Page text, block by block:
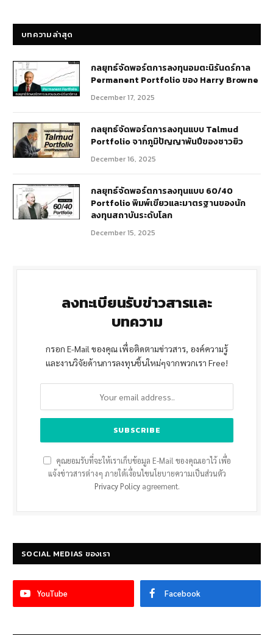
บทความล่าสุด
กลยุทธ์​จัดพอร์ตการลงทุนอมตะนิรันดร์กาล
Permanent Portfolio ของ Harry Browne
December 17, 2025
กลยุทธ์จัดพอร์ตการลงทุนแบบ Talmud
Portfolio จากภูมิปัญญาพันปีของชาวยิว
December 16, 2025
กลยุทธ์จัดพอร์ตการลงทุนแบบ 60/40
Portfolio พิมพ์เขียวและมาตรฐานของนัก
ลงทุนสถาบันระดับโลก
December 15, 2025
ลงทะเบียนรับข่าวสารและ
บทความ
กรอก E-Mail ของคุณ เพื่อติดตามข่าวสาร, องค์ความรู้
และงานวิจัยด้านการลงทุนชิ้นใหม่ๆจากพวกเรา Free!
คุณยอมรับที่จะให้เราเก็บข้อมูล E-Mail ของคุณเอาไว้ เพื่อ
แจ้งข่าวสารต่างๆ ภายใต้เงื่อนไขนโยบายความเป็นส่วนตัว
Privacy Policyagreement.
SOCIAL MEDIAS ของเรา
YouTube Facebook